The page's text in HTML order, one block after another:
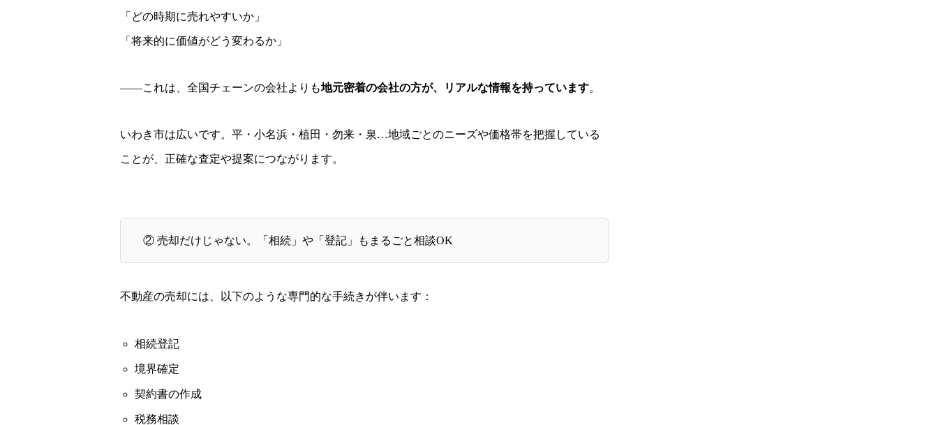
「どの時期に売れやすいか」
「将来的に価値がどう変わるか」
——これは、全国チェーンの会社よりも地元密着の会社の方が、リアルな情報を持っています。
いわき市は広いです。平・小名浜・植田・勿来・泉…地域ごとのニーズや価格帯を把握している
ことが、正確な査定や提案につながります。
② 売却だけじゃない。「相続」や「登記」もまるごと相談OK
不動産の売却には、以下のような専門的な手続きが伴います：
相続登記
境界確定
契約書の作成
税務相談